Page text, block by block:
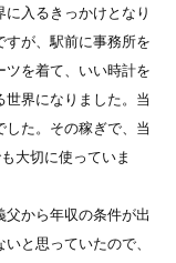
入るきっかけとなり
すが、駅前に事務所を
ツを着て、いい時計を
世界になりました。当
た。その稼ぎで、当
大切に使っていま
から年収の条件が出
と思っていたので、